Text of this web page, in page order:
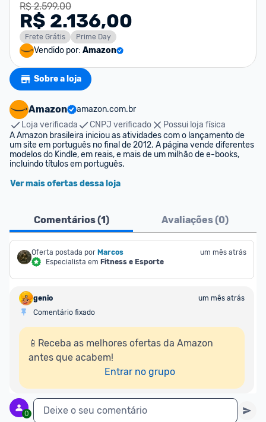
R$ 2.599,00
R$ 2.136,00
Frete Grátis Prime Day
Vendido por: Amazon
Sobre a loja
Amazon
amazon.com.br
Loja verificada
CNPJ verificado
Possui loja física
A Amazon brasileira iniciou as atividades com o lançamento de
um site em português no final de 2012. A página vende diferentes
modelos do Kindle, em reais, e mais de um milhão de e-books,
incluindo títulos em português.
Ver mais ofertas dessa loja
Comentários (1) Avaliações (0)
Oferta postada por Marcos
Especialista em Fitness e Esporte
um mês atrás
genio
um mês atrás
Comentário fixado
📱Receba as melhores ofertas da Amazon
antes que acabem!
Entrar no grupo
0 Deixe o seu comentário